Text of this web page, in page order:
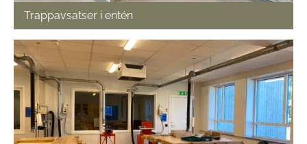
Trappavsatser i entén